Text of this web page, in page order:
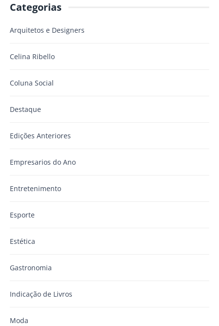
Categorias
Arquitetos e Designers
Celina Ribello
Coluna Social
Destaque
Edições Anteriores
Empresarios do Ano
Entretenimento
Esporte
Estética
Gastronomia
Indicação de Livros
Moda